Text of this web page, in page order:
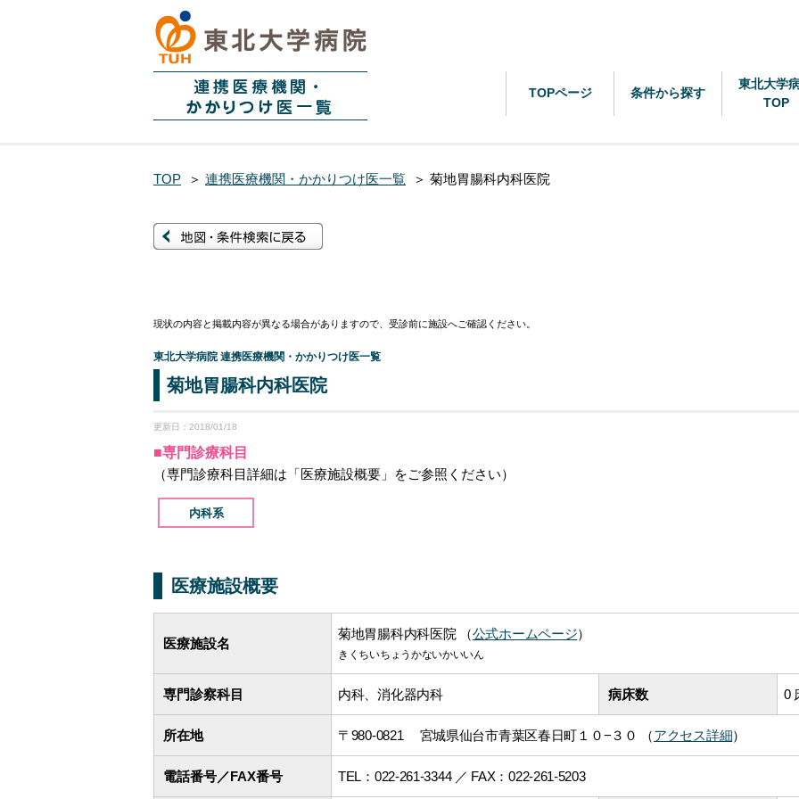
TOPページ 条件から探す
東北大学
TOP
TOP ＞ 連携医療機関・かかりつけ医一覧 ＞ 菊地胃腸科内科医院
現状の内容と掲載内容が異なる場合がありますので、受診前に施設へご確認ください。
東北大学病院 連携医療機関・かかりつけ医一覧
菊地胃腸科内科医院
更新日：2018/01/18
■専門診療科目
（専門診療科目詳細は「医療施設概要」をご参照ください）
内科系
医療施設概要
医療施設名
菊地胃腸科内科医院 （公式ホームページ）
きくちいちょうかないかいいん
専門診察科目 内科、消化器内科 病床数 0
所在地 〒980-0821 宮城県仙台市青葉区春日町１０−３０ （アクセス詳細）
電話番号／FAX番号 TEL： 022-261-3344／ FAX：022-261-5203